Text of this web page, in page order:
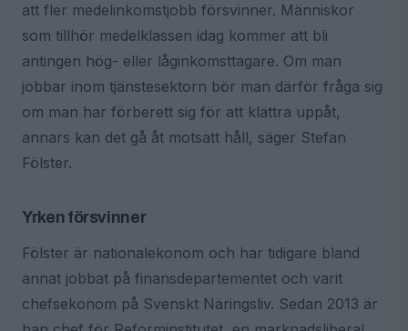
att fler medelinkomstjobb försvinner. Människor
som tillhör medelklassen idag kommer att bli
antingen hög- eller låginkomsttagare. Om man
jobbar inom tjänstesektorn bör man därför fråga sig
om man har förberett sig för att klättra uppåt,
annars kan det gå åt motsatt håll, säger Stefan
Fölster.
Yrken försvinner
Fölster är nationalekonom och har tidigare bland
annat jobbat på finansdepartementet och varit
chefsekonom på Svenskt Näringsliv. Sedan 2013 är